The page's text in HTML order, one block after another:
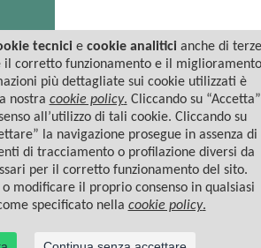
E
tecnicie cookie analiticianche di terze
corretto funzionamento e il miglioramento
più dettagliate sui cookie utilizzati è
nostra cookie policy. Cliccando su “Accetta”
all’utilizzo di tali cookie. Cliccando su
la navigazione prosegue in assenza di
di tracciamento o profilazione diversi da
per il corretto funzionamento del sito.
modificare il proprio consenso in qualsiasi
specificato nella cookie policy.